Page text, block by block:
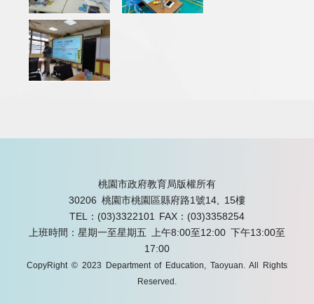
桃園市政府教育局版權所有
30206 桃園市桃園區縣府路1號14, 15樓
TEL：(03)3322101
FAX：(03)3358254
上班時間：星期一至星期五 上午8:00至12:00 下午13:00至
17:00
CopyRight © 2023 Department of Education, Taoyuan. All Rights
Reserved.